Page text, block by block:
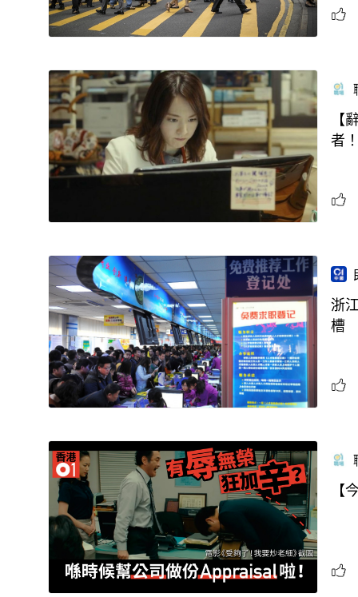
【
者
浙
槽
【